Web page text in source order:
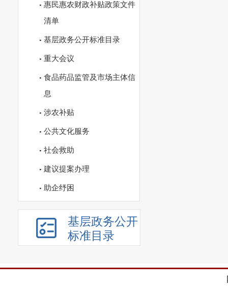
惠民惠农财政补贴政策文件
清单
基层政务公开标准目录
重大会议
食品药品监管及市场主体信
息
涉农补贴
公共文化服务
社会救助
建议提案办理
助企纾困
基层政务公开
标准目录